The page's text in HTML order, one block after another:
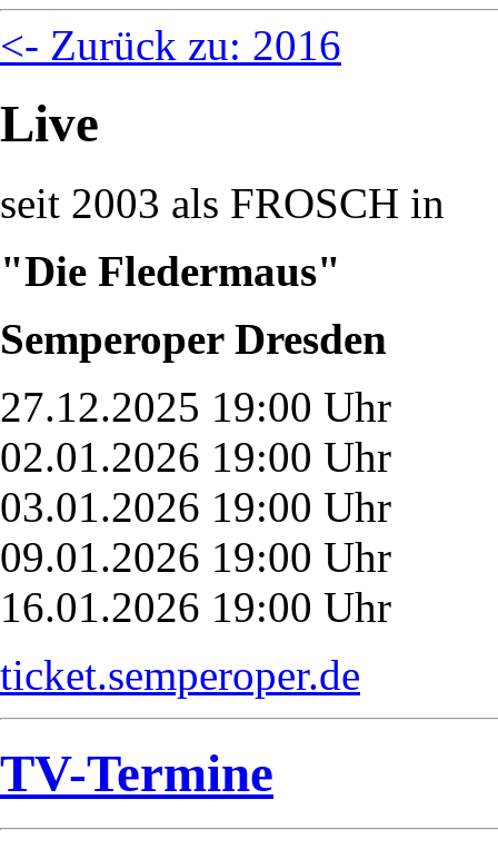
<- Zurück zu: 2016
Live
seit 2003 als FROSCH in
"Die Fledermaus"
Semperoper Dresden
27.12.2025 19:00 Uhr
02.01.2026 19:00 Uhr
03.01.2026 19:00 Uhr
09.01.2026 19:00 Uhr
16.01.2026 19:00 Uhr
ticket.semperoper.de
TV-Termine